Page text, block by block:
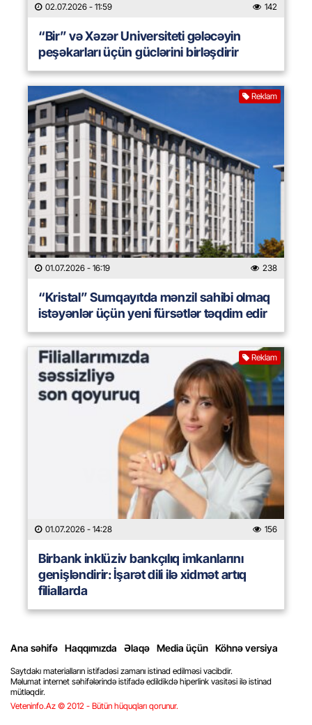
02.07.2026 - 11:59 142
“Bir” və Xəzər Universiteti gələcəyin
peşəkarları üçün güclərini birləşdirir
Reklam
01.07.2026 - 16:19 238
“Kristal” Sumqayıtda mənzil sahibi olmaq
istəyənlər üçün yeni fürsətlər təqdim edir
Reklam
01.07.2026 - 14:28 156
Birbank inklüziv bankçılıq imkanlarını
genişləndirir: İşarət dili ilə xidmət artıq
filiallarda
Ana səhifə Haqqımızda Əlaqə Media üçün Köhnə versiya
Saytdakı materialların istifadəsi zamanı istinad edilməsi vacibdir.
Məlumat internet səhifələrində istifadə edildikdə hiperlink vasitəsi ilə istinad
mütləqdir.
Veteninfo.Az © 2012 - Bütün hüquqları qorunur.